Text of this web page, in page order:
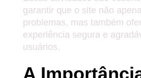
garantir que o site não
problemas, mas também
experiência segura e
usuários.
A